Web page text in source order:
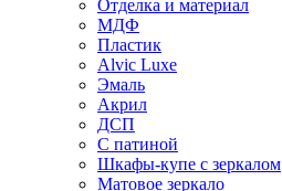
Отделка и материал
МДФ
Пластик
Alvic Luxe
Эмаль
Акрил
ДСП
С патиной
Шкафы-купе с зеркалом
Матовое зеркало